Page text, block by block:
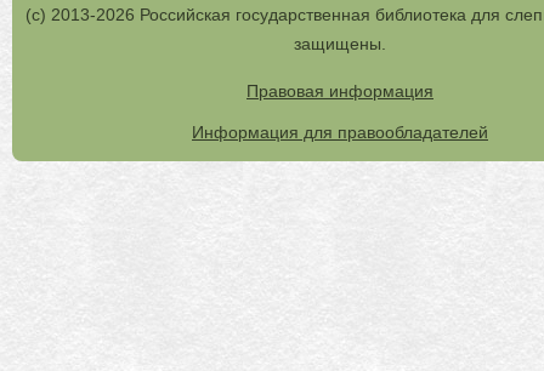
(с) 2013-2026 Российская государственная библиотека для
защищены.
Правовая информация
Информация для правообладателей